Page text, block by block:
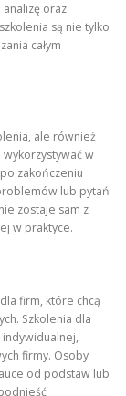
analizę oraz
są nie tylko
całym
ale również
w
zakończeniu
lub pytań
zostaje sam z
w praktyce.
firm, które chcą
Szkolenia dla
firmy. Osoby
od podstaw lub